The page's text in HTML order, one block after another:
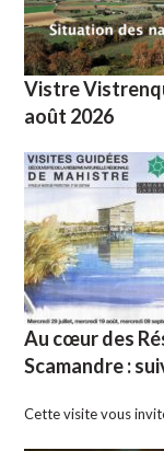
Vistre
août 2026
Au cœur des
Scamandre :
Cette visite vous